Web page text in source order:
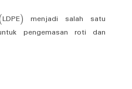
menjadi salah satu
pengemasan roti dan